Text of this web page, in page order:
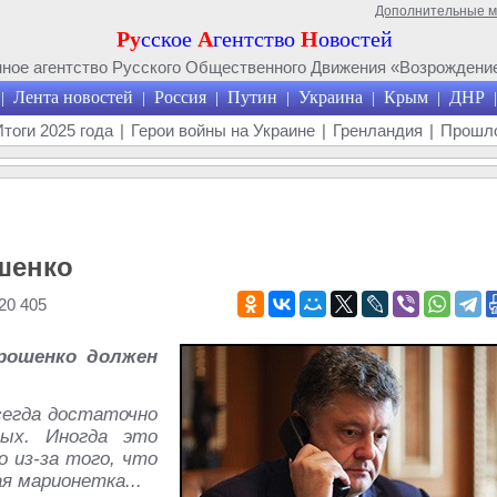
Дополнительные
Русское Агентство Новостей
агентство Русского Общественного Движения
| Лента новостей | Россия | Путин | Украина | Крым | ДНР |
2025 года | Герои войны на Украине | Гренландия |
405
должен
достаточно
Иногда это
из-за того, что
марионетка...